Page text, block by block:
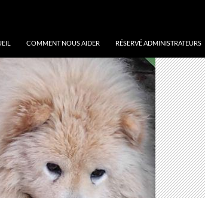
COMMENT NOUS AIDER RÉSERVÉ ADMINISTRATEURS